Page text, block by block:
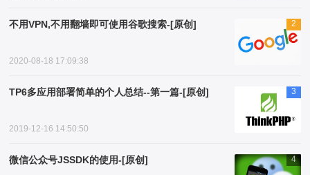
2
不用VPN,不用翻墙即可使用谷歌搜索-[原创]
2020-08-18 17:09:38
3
TP6多应用部署简单的个人总结--第一篇-[原创]
2019-12-16 14:50:50
4
微信公众号JSSDK的使用-[原创]